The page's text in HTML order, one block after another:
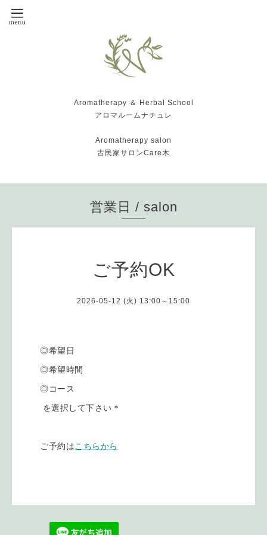
Aromatherapy ＆ Herbal School
アロマルームナチュレ
Aromatherapy salon
古民家サロンCare木
営業日 / salon
ご予約OK
2026-05-12 (火) 13:00～15:00
◎希望日
◎希望時間
◎コース
を選択して下さい＊
ご予約はこちらから